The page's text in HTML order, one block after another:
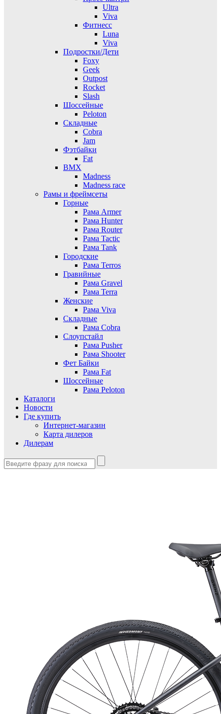
Ultra
Viva
Фитнесс
Luna
Viva
Подростки/Дети
Foxy
Geek
Outpost
Rocket
Slash
Шоссейные
Peloton
Складные
Cobra
Jam
Фэтбайки
Fat
BMX
Madness
Madness race
Рамы и фреймсеты
Горные
Рама Armer
Рама Hunter
Рама Router
Рама Tactic
Рама Tank
Городские
Рама Terros
Гравийные
Рама Gravel
Рама Terra
Женские
Рама Viva
Складные
Рама Cobra
Слоупстайл
Рама Pusher
Рама Shooter
Фет Байки
Рама Fat
Шоссейные
Рама Peloton
Каталоги
Новости
Где купить
Интернет-магазин
Карта дилеров
Дилерам